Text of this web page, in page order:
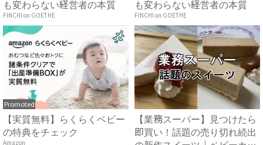
も変わらない経営者の本質
FINCHI on GOETHE
も変わらない経営者の本質
FINCHI on GOETHE
Promoted
【実質無料】らくらくベビー
の特典をチェック
Amazon
【業務スーパー】見つけたら
即買い！話題の売り切れ続出